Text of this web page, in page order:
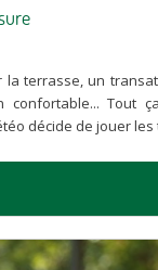
la terrasse, un
Tout
décide de jouer